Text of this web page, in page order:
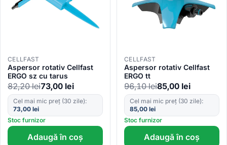
CELLFAST
Aspersor rotativ Cellfast
ERGO sz cu tarus
82,20lei73,00 lei
Cel mai mic preț (30 zile):
73,00 lei
Stoc furnizor
Adaugă în coș
CELLFAST
Aspersor rotativ Cellfast
ERGO tt
96,10lei85,00 lei
Cel mai mic preț (30 zile):
85,00 lei
Stoc furnizor
Adaugă în coș